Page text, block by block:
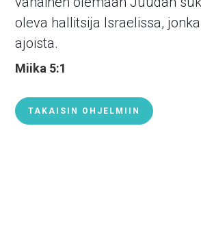
oleva hallitsija Israelissa,
ajoista.
Miika 5:1
TAKAISIN OHJELMIIN